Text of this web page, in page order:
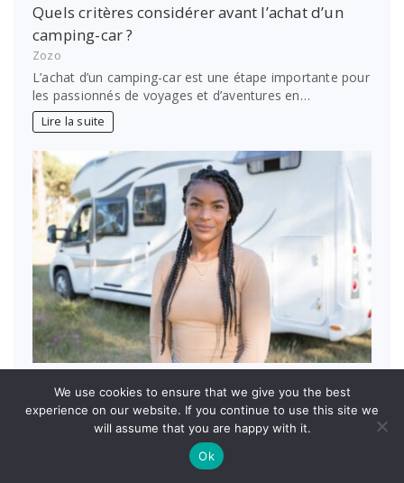
Quels critères considérer avant l’achat d’un
camping-car ?
Zozo
L’achat d’un camping-car est une étape importante pour
les passionnés de voyages et d’aventures en…
Lire la suite
Comment choisir un camping-car très haut de
gamme
Les camping-cars très haut de gamme offrent une
expérience de voyage alliant confort, technologie et…
We use cookies to ensure that we give you the best
experience on our website. If you continue to use this site we
will assume that you are happy with it.
Ok